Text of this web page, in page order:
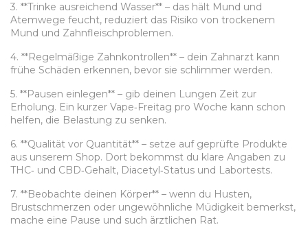
3. **Trinke ausreichend Wasser** – das hält Mund und
Atemwege feucht, reduziert das Risiko von trockenem
Mund und Zahnfleischproblemen.
4. **Regelmäßige Zahnkontrollen** – dein Zahnarzt kann
frühe Schäden erkennen, bevor sie schlimmer werden.
5. **Pausen einlegen** – gib deinen Lungen Zeit zur
Erholung. Ein kurzer Vape‑Freitag pro Woche kann schon
helfen, die Belastung zu senken.
6. **Qualität vor Quantität** – setze auf geprüfte Produkte
aus unserem Shop. Dort bekommst du klare Angaben zu
THC‑ und CBD‑Gehalt, Diacetyl‑Status und Labortests.
7. **Beobachte deinen Körper** – wenn du Husten,
Brustschmerzen oder ungewöhnliche Müdigkeit bemerkst,
mache eine Pause und such ärztlichen Rat.